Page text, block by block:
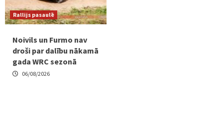
Rallijs pasaulē
Noivils un Furmo nav
droši par dalību nākamā
gada WRC sezonā
06/08/2026